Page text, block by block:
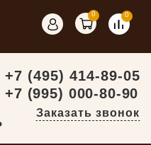
0 0
+7 (495) 414-89-05
+7 (995) 000-80-90
Заказать звонок